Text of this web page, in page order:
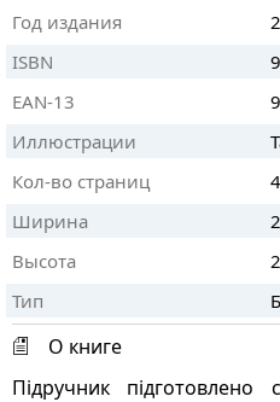
Год издания
ISBN
EAN-13
Иллюстрации
Кол-во страниц
Ширина
Высота
Тип
О книге
Підручник підготовлено